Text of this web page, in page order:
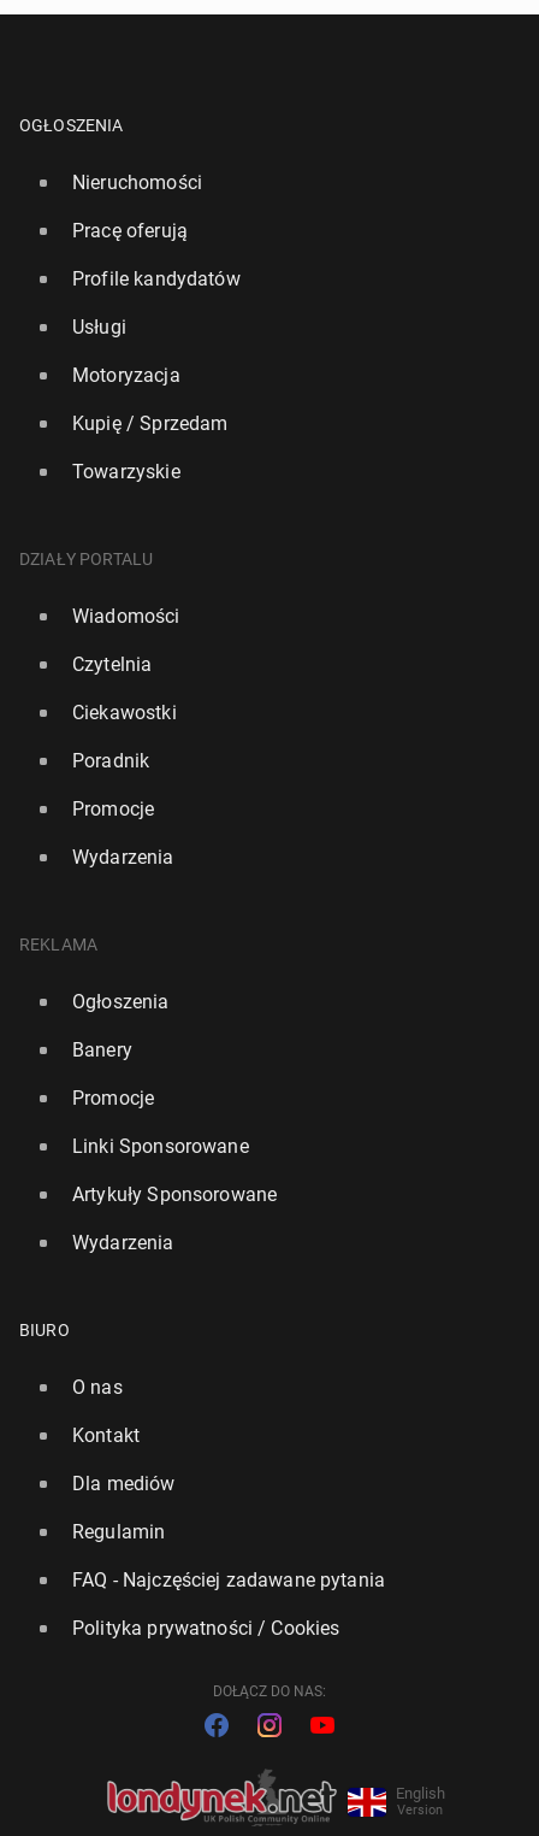
OGŁOSZENIA
Nieruchomości
Pracę oferują
Profile kandydatów
Usługi
Motoryzacja
Kupię / Sprzedam
Towarzyskie
DZIAŁY PORTALU
Wiadomości
Czytelnia
Ciekawostki
Poradnik
Promocje
Wydarzenia
REKLAMA
Ogłoszenia
Banery
Promocje
Linki Sponsorowane
Artykuły Sponsorowane
Wydarzenia
BIURO
O nas
Kontakt
Dla mediów
Regulamin
FAQ - Najczęściej zadawane pytania
Polityka prywatności / Cookies
DOŁĄCZ DO NAS:
English
Version